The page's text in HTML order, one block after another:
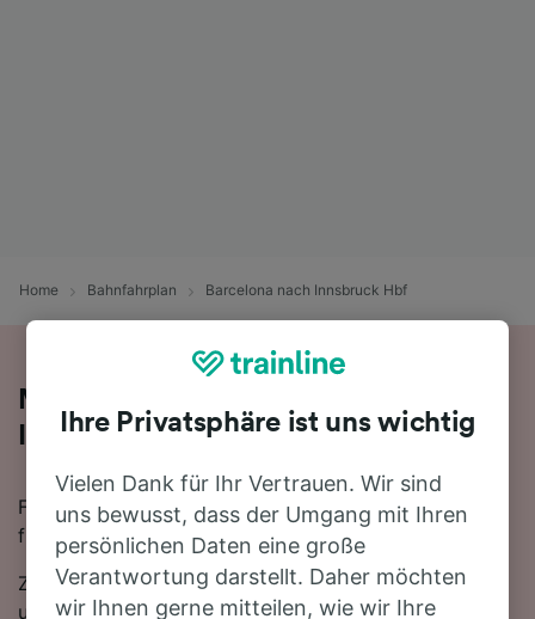
Home Bahnfahrplan Barcelona nach Innsbruck Hbf
Mit der Bahn von Barcelona nach
Innsbruck Hbf
Für eine Zugfahrt von Barcelona nach Innsbruck Hbf
finden Sie bei uns alles, was Sie brauchen.
Zwischen Barcelona und Innsbruck Hbf verkehren
ungefähr 7 Züge am Tag, die mit der schnellsten
Ihre Privatsphäre ist uns wichtig
Vielen Dank für Ihr Vertrauen. Wir sind
uns bewusst, dass der Umgang mit Ihren
persönlichen Daten eine große
Verantwortung darstellt. Daher möchten
wir Ihnen gerne mitteilen, wie wir Ihre